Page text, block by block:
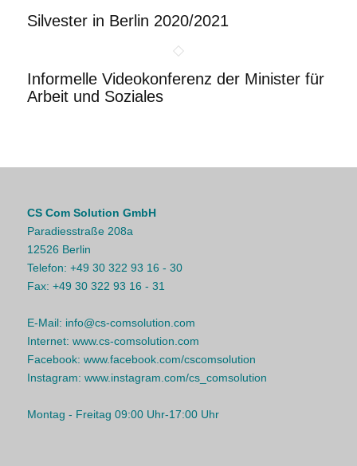
Silvester in Berlin 2020/2021
Informelle Videokonferenz der Minister für
Arbeit und Soziales
CS Com Solution GmbH
Paradiesstraße 208a
12526 Berlin
Telefon: +49 30 322 93 16 - 30
Fax: +49 30 322 93 16 - 31
E-Mail: info@cs-comsolution.com
Internet: www.cs-comsolution.com
Facebook: www.facebook.com/cscomsolution
Instagram: www.instagram.com/cs_comsolution
Montag - Freitag 09:00 Uhr-17:00 Uhr